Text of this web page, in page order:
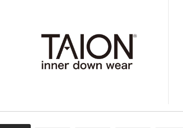
うと送料無料)